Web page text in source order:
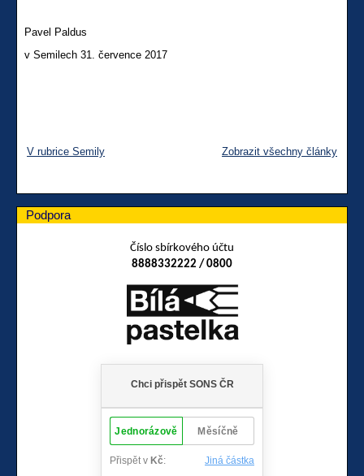
Pavel Paldus
v Semilech 31. července 2017
V rubrice Semily Zobrazit všechny články
Podpora
Číslo sbírkového účtu
8888332222 / 0800